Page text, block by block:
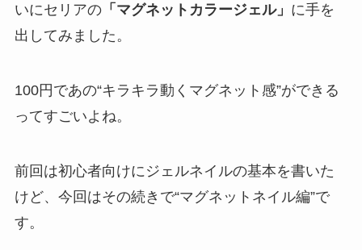
いにセリアの「マグネットカラージェル」 に手を
出してみました。
100円であの“キラキラ動くマグネット感”ができる
ってすごいよね。
前回は初心者向けにジェルネイルの基本を書いた
けど、今回はその続きで“マグネットネイル編”で
す。